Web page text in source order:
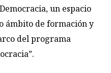
un espacio
ámbito de formación y
del programa